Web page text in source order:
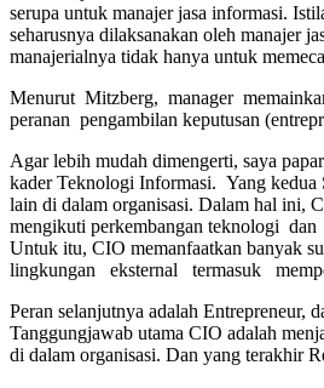
serupa untuk manajer jasa informasi.
seharusnya dilaksanakan oleh manajer
manajerialnya tidak hanya untuk
Menurut Mitzberg, manager
peranan pengambilan keputusan
Agar lebih mudah dimengerti, saya
kader Teknologi Informasi. Yang
lain di dalam organisasi. Dalam hal ini,
mengikuti perkembangan teknologi
Untuk itu, CIO memanfaatkan banyak
lingkungan eksternal termasuk
Peran selanjutnya adalah
Tanggungjawab utama CIO adalah
di dalam organisasi. Dan yang terakhir